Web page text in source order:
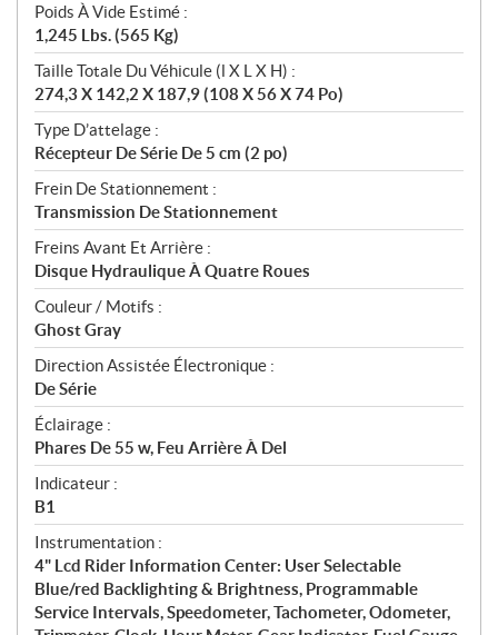
Poids À Vide Estimé :
1,245 Lbs. (565 Kg)
Taille Totale Du Véhicule (l X L X H) :
274,3 X 142,2 X 187,9 (108 X 56 X 74 Po)
Type D’attelage :
Récepteur De Série De 5 cm (2 po)
Frein De Stationnement :
Transmission De Stationnement
Freins Avant Et Arrière :
Disque Hydraulique À Quatre Roues
Couleur / Motifs :
Ghost Gray
Direction Assistée Électronique :
De Série
Éclairage :
Phares De 55 w, Feu Arrière À Del
Indicateur :
B1
Instrumentation :
4" Lcd Rider Information Center: User Selectable
Blue/red Backlighting & Brightness, Programmable
Service Intervals, Speedometer, Tachometer, Odometer,